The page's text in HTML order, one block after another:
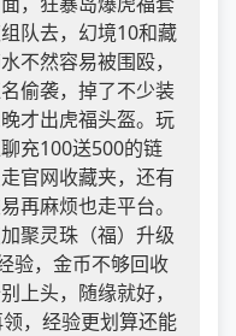
队去，幻境10和藏
不然容易被围殴，
偷袭，掉了不少装
才出虎福头盔。玩
充100送500的链
官网收藏夹，还有
再麻烦也走平台。
聚灵珠（福）升级
验，金币不够回收
上头，随缘就好，
，经验更划算还能